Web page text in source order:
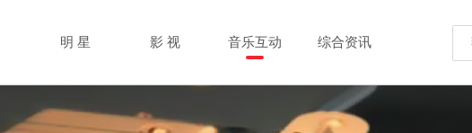
明 星 影 视 音乐互动 综合资讯